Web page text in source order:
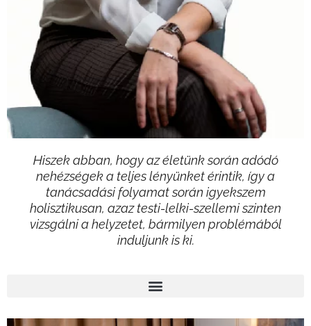
Hiszek abban, hogy az életünk során adódó
nehézségek a teljes lényünket érintik, így a
tanácsadási folyamat során igyekszem
holisztikusan, azaz testi-lelki-szellemi szinten
vizsgálni a helyzetet, bármilyen problémából
induljunk is ki.